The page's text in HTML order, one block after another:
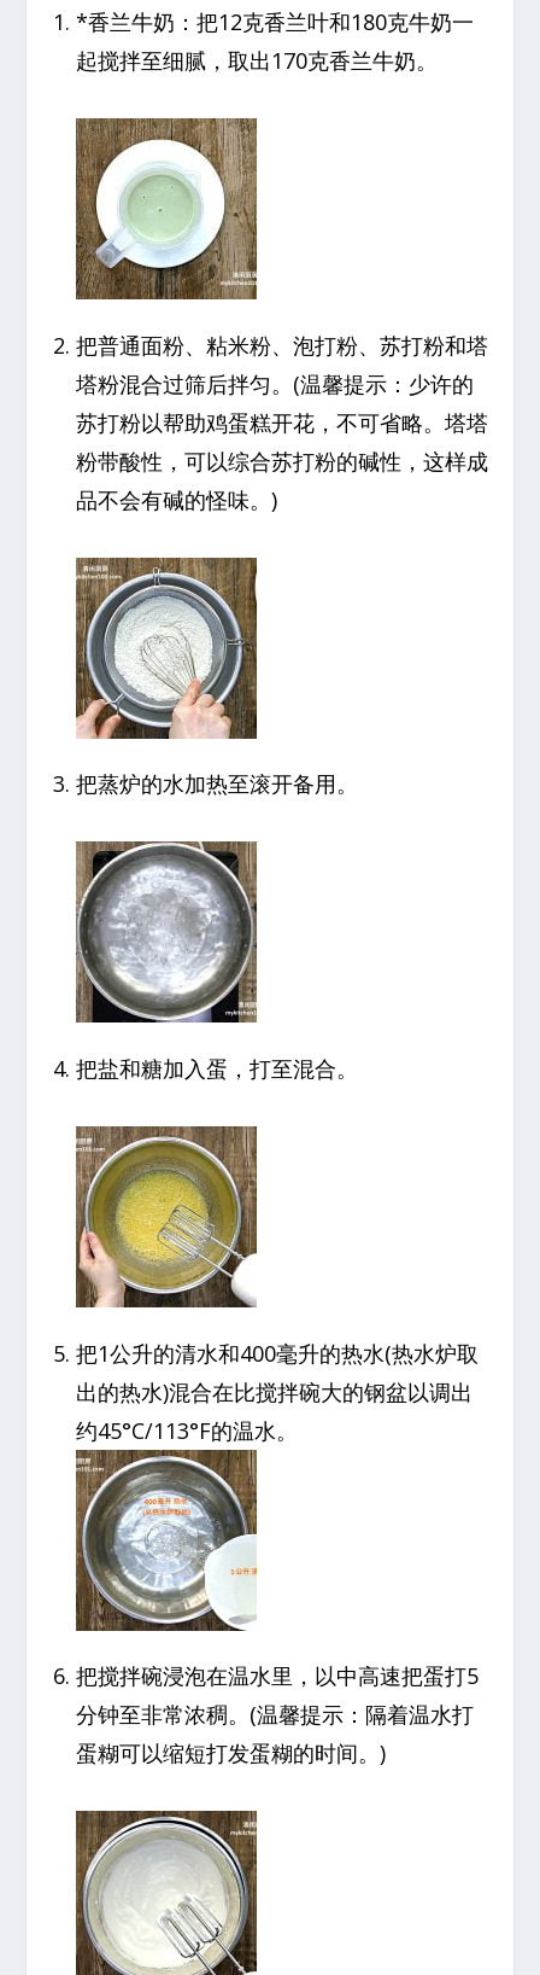
*香兰牛奶：把12克香兰叶和180克牛奶一
起搅拌至细腻，取出170克香兰牛奶。
把普通面粉、粘米粉、泡打粉、苏打粉和塔
塔粉混合过筛后拌匀。(温馨提示：少许的
苏打粉以帮助鸡蛋糕开花，不可省略。塔塔
粉带酸性，可以综合苏打粉的碱性，这样成
品不会有碱的怪味。)
把蒸炉的水加热至滚开备用。
把盐和糖加入蛋，打至混合。
把1公升的清水和400毫升的热水(热水炉取
出的热水)混合在比搅拌碗大的钢盆以调出
约45°C/113°F的温水。
把搅拌碗浸泡在温水里，以中高速把蛋打5
分钟至非常浓稠。(温馨提示：隔着温水打
蛋糊可以缩短打发蛋糊的时间。)